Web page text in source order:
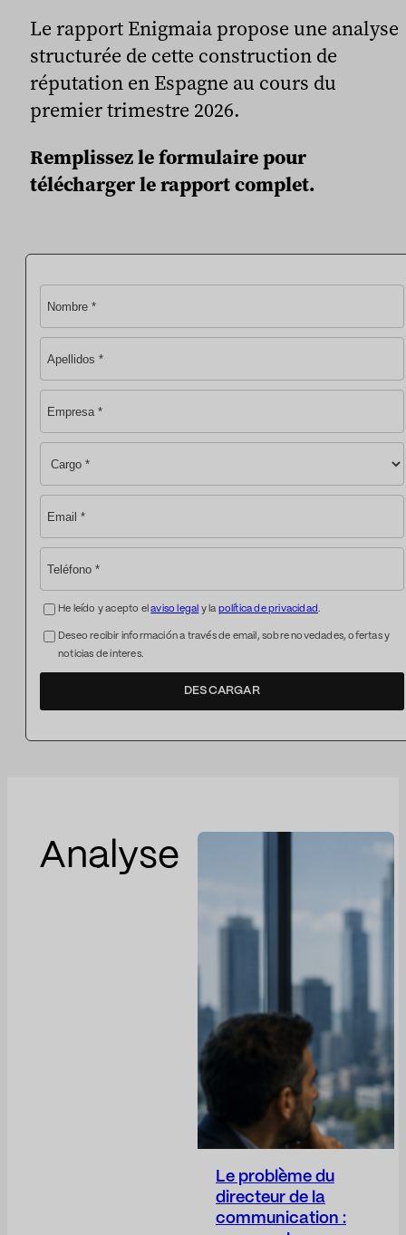
Le rapport Enigmaia propose une analyse
structurée de cette construction de
réputation en Espagne au cours du
premier trimestre 2026.
Remplissez le formulaire pour
télécharger le rapport complet.
He leído y acepto elaviso legal y la política de privacidad.
Deseo recibir información a través de email, sobre novedades, ofertas y
noticias de interes.
DESCARGAR
Analyse
Le problème du
directeur de la
communication :